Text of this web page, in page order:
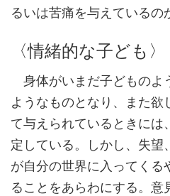
るいは苦痛を与えているの
〈情緒的な子ども〉
身体がいまだ子どものよ
ようなものとなり、また
て与えられているときに
定している。しかし、失望
が自分の世界に入ってく
ることをあらわにする。